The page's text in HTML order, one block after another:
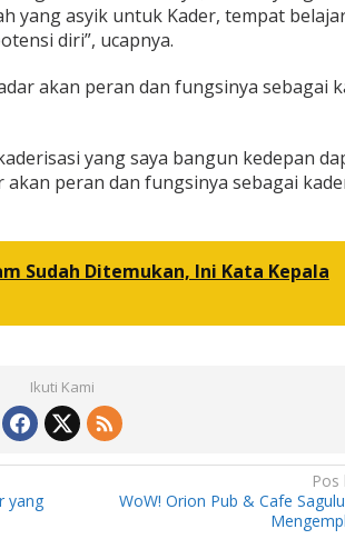
yang asyik untuk Kader, tempat
diri”, ucapnya.
akan peran dan fungsinya sebagai
yang saya bangun kedepan
peran dan fungsinya sebagai
Sudah Ditemukan, Ini Kata Kepala
Ikuti Kami
yang
Pos
WoW! Orion Pub & Cafe